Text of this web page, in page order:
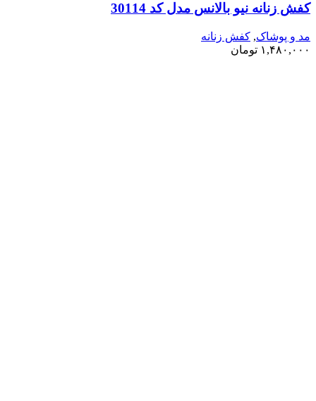
کفش زنانه نیو بالانس مدل کد 30114
مد و پوشاک, کفش زنانه
۱,۴۸۰,۰۰۰ تومان